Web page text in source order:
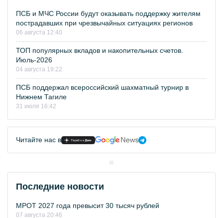
ПСБ и МЧС России будут оказывать поддержку жителям
пострадавших при чрезвычайных ситуациях регионов
06 августа 12:40
ТОП популярных вкладов и накопительных счетов.
Июль-2026
04 августа 19:22
ПСБ поддержал всероссийский шахматный турнир в
Нижнем Тагиле
31 июля 16:42
Читайте нас в
Последние новости
МРОТ 2027 года превысит 30 тысяч рублей
07 августа 20:46